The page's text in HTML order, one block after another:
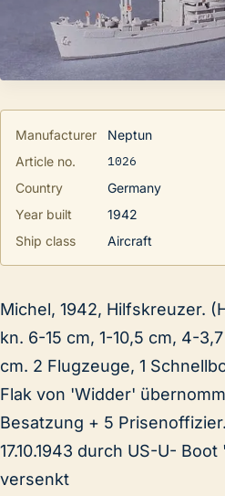
Manufacturer
Neptun
Article no.
1026
Country
Germany
Year built
1942
Ship class
Aircraft
Michel, 1942, Hilfskreuzer.
kn. 6-15 cm, 1-10,5 cm, 4-
cm. 2 Flugzeuge, 1
Flak von 'Widder'
Besatzung + 5
17.10.1943 durch US-U-
versenkt